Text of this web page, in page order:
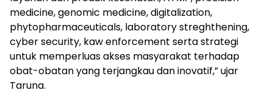
medicine, genomic medicine, digitalization,
phytopharmaceuticals, laboratory streghthening,
cyber security, kaw enforcement serta strategi
untuk memperluas akses masyarakat terhadap
obat-obatan yang terjangkau dan inovatif,” ujar
Taruna.